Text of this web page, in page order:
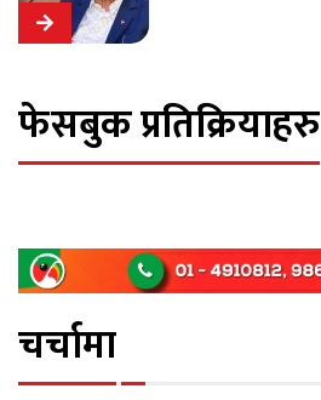
फेसबुक प्रतिक्रियाहरु
चर्चामा